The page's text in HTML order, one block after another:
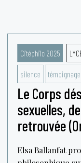
Citéphilo 2025
silence témoignage
Le Corps
sexuelles,
retrouvée
Elsa Ballanfat